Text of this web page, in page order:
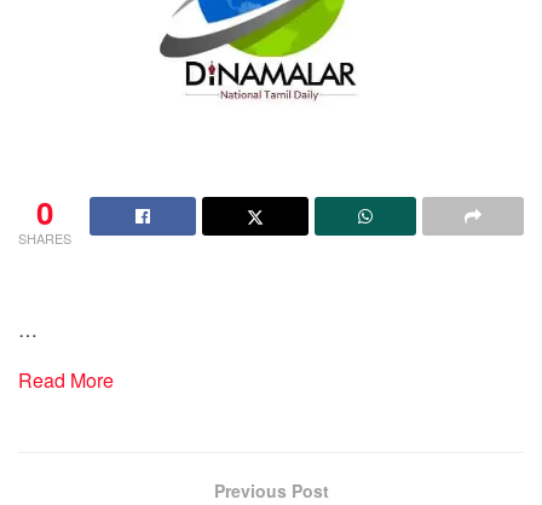
0
SHARES
…
Read More
Previous Post